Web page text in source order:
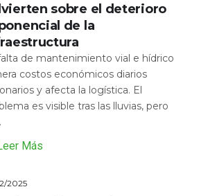
sobre el deterioro
de la
de mantenimiento vial e hídrico
costos económicos diarios
y afecta la logística. El
es visible tras las lluvias, pero
Más
2025